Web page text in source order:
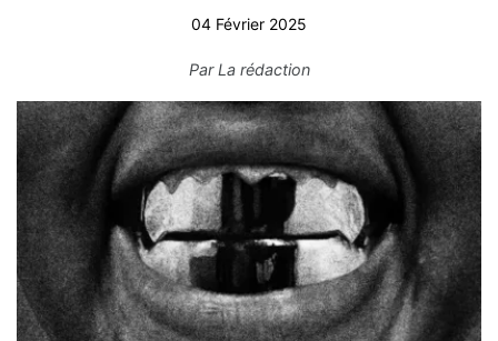
04 Février 2025
ParLa rédaction